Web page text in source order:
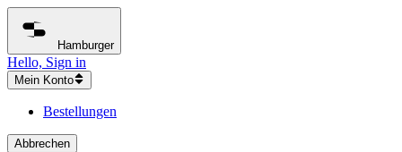
Hamburger
Hello, Sign in
Mein Konto
Bestellungen
Abbrechen